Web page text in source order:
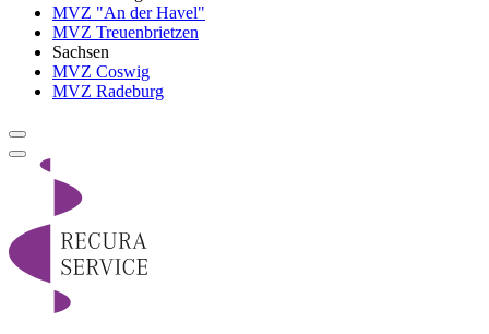
MVZ "An der Havel"
MVZ Treuenbrietzen
Sachsen
MVZ Coswig
MVZ Radeburg